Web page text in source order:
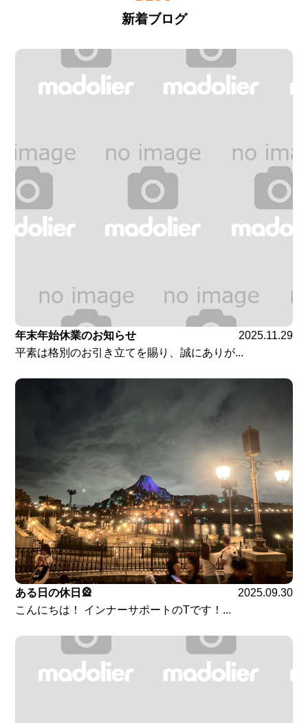
新着ブログ
年末年始休業のお知らせ
2025.11.29
平素は格別のお引き立てを賜り、誠にありが...
ある日の休日🎡
2025.09.30
こんにちは！ インナーサポートのTです！...